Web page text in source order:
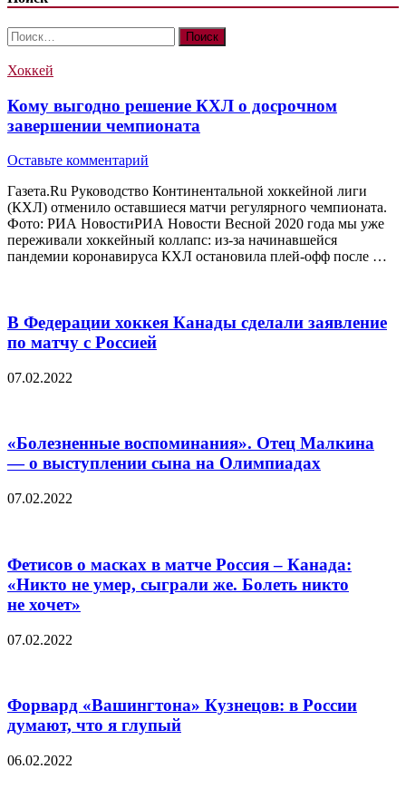
Найти:
Хоккей
Кому выгодно решение КХЛ о досрочном
завершении чемпионата
Оставьте комментарий
Газета.Ru Руководство Континентальной хоккейной лиги
(КХЛ) отменило оставшиеся матчи регулярного чемпионата.
Фото: РИА НовостиРИА Новости Весной 2020 года мы уже
переживали хоккейный коллапс: из-за начинавшейся
пандемии коронавируса КХЛ остановила плей-офф после …
В Федерации хоккея Канады сделали заявление
по матчу с Россией
07.02.2022
«Болезненные воспоминания». Отец Малкина
— о выступлении сына на Олимпиадах
07.02.2022
Фетисов о масках в матче Россия – Канада:
«Никто не умер, сыграли же. Болеть никто
не хочет»
07.02.2022
Форвард «Вашингтона» Кузнецов: в России
думают, что я глупый
06.02.2022